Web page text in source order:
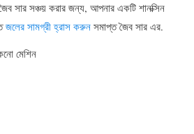
সার সঞ্চয় করার জন্য, আপনার একটি শানক্সিন
জলের সামগ্রী হ্রাস করুন সমাপ্ত জৈব সার এর.